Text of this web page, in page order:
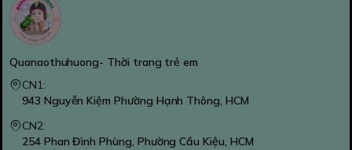
Quanaothuhuong- Thời trang trẻ em
CN1:
943 Nguyễn Kiệm Phường Hạnh Thông, HCM
CN2:
254 Phan Đình Phùng, Phường Cầu Kiệu, HCM